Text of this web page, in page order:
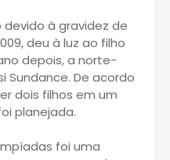
à gravidez de
deu à luz ao filho
depois, a norte-
Sundance. De acordo
dois filhos em um
planejada.
foi uma